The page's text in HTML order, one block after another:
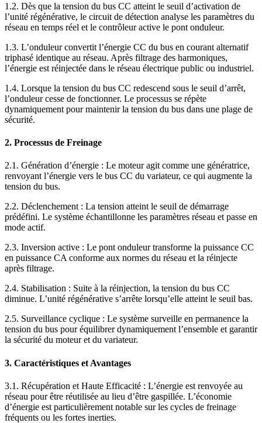
1.2. Dès que la tension du bus CC atteint le seuil d’activation de
l’unité régénérative, le circuit de détection analyse les paramètres du
réseau en temps réel et le contrôleur active le pont onduleur.
1.3. L’onduleur convertit l’énergie CC du bus en courant alternatif
triphasé identique au réseau. Après filtrage des harmoniques,
l’énergie est réinjectée dans le réseau électrique public ou industriel.
1.4. Lorsque la tension du bus CC redescend sous le seuil d’arrêt,
l’onduleur cesse de fonctionner. Le processus se répète
dynamiquement pour maintenir la tension du bus dans une plage de
sécurité.
2. Processus de Freinage
2.1. Génération d’énergie : Le moteur agit comme une génératrice,
renvoyant l’énergie vers le bus CC du variateur, ce qui augmente la
tension du bus.
2.2. Déclenchement : La tension atteint le seuil de démarrage
prédéfini. Le système échantillonne les paramètres réseau et passe en
mode actif.
2.3. Inversion active : Le pont onduleur transforme la puissance CC
en puissance CA conforme aux normes du réseau et la réinjecte
après filtrage.
2.4. Stabilisation : Suite à la réinjection, la tension du bus CC
diminue. L’unité régénérative s’arrête lorsqu’elle atteint le seuil bas.
2.5. Surveillance cyclique : Le système surveille en permanence la
tension du bus pour équilibrer dynamiquement l’ensemble et garantir
la sécurité du moteur et du variateur.
3. Caractéristiques et Avantages
3.1. Récupération et Haute Efficacité : L’énergie est renvoyée au
réseau pour être réutilisée au lieu d’être gaspillée. L’économie
d’énergie est particulièrement notable sur les cycles de freinage
fréquents ou les fortes inerties.